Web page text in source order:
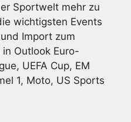
Sportwelt mehr zu
wichtigsten Events
Import zum
Outlook Euro-
UEFA Cup, EM
1, Moto, US Sports